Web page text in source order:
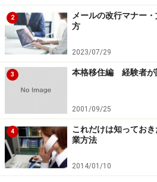
2
メールの改行マナー
方
2023/07/29
3 本格移住編 経験者が
2001/09/25
4
これだけは知ってお
業方法
2014/01/10